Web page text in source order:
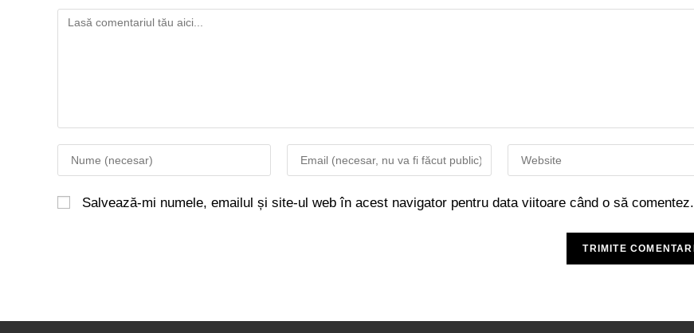
Salvează-mi numele, emailul și site-ul web în acest navigator pentru data viitoare când o să comentez.